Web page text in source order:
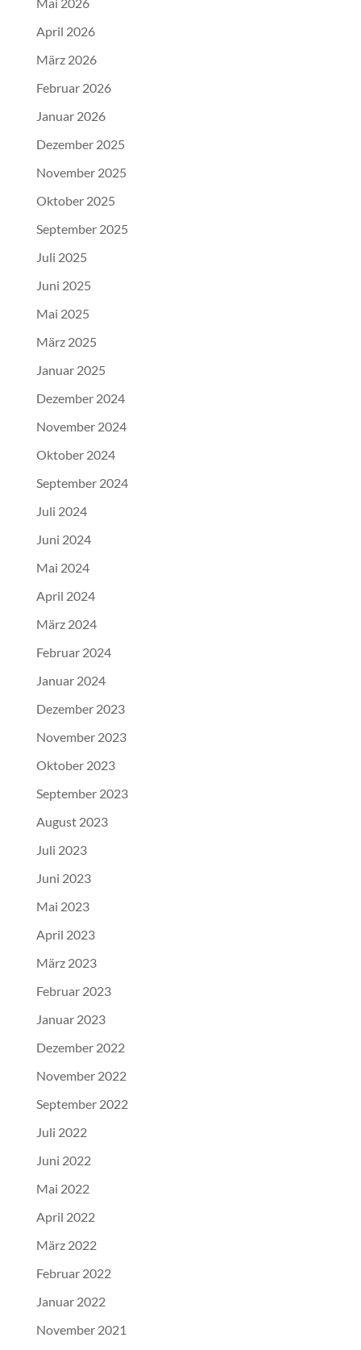
April 2026
März 2026
Februar 2026
Januar 2026
Dezember 2025
November 2025
Oktober 2025
September 2025
Juli 2025
Juni 2025
Mai 2025
März 2025
Januar 2025
Dezember 2024
November 2024
Oktober 2024
September 2024
Juli 2024
Juni 2024
Mai 2024
April 2024
März 2024
Februar 2024
Januar 2024
Dezember 2023
November 2023
Oktober 2023
September 2023
August 2023
Juli 2023
Juni 2023
Mai 2023
April 2023
März 2023
Februar 2023
Januar 2023
Dezember 2022
November 2022
September 2022
Juli 2022
Juni 2022
Mai 2022
April 2022
März 2022
Februar 2022
Januar 2022
November 2021